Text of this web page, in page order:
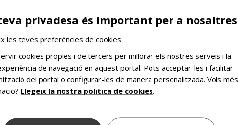
de la jornada assegurant que l’aprovació de la llei “marcarà
d’influir en les legislacions d’altres comunitats
una taula rodona, però aquest cop amb els representants
de llei i moderada pel periodistaXavier Graset .Els
la feina feta i van emfatitzat la necessitat de la
i els ajuntaments.
que l’aprovació final de la llei demostrarà la voluntat
privadesa és important per a nosaltres
les teves preferències de cookies
cookies pròpies i de tercers per millorar els nostres serveis i la
de navegació en aquest portal. Pots acceptar-les i facilitar
del portal o configurar-les de manera personalitzada. Vols més
Llegeix la nostra política de cookies.